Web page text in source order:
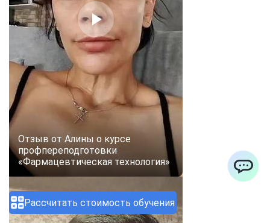
Рассчитать стоимость обучения
Отзыв от Алины о курсе
профпереподготовки
«Фармацевтическая технология»